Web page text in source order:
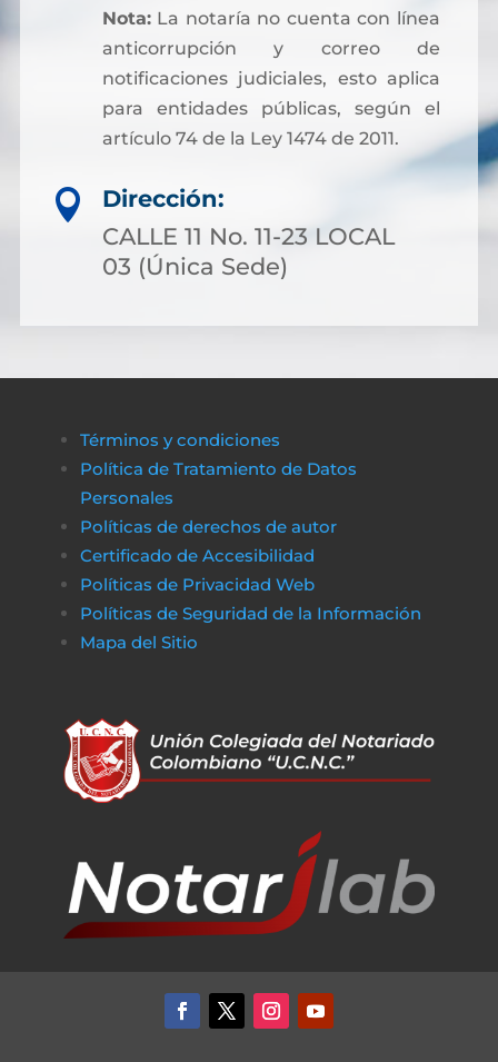
Nota:La notaría no cuenta con línea
anticorrupción y correo de
notificaciones judiciales, esto aplica
para entidades públicas, según el
artículo 74 de la Ley 1474 de 2011.

Dirección:
CALLE 11 No. 11-23 LOCAL
03 (Única Sede)
Términos y condiciones
Política de Tratamiento de Datos
Personales
Políticas de derechos de autor
Certificado de Accesibilidad
Políticas de Privacidad Web
Políticas de Seguridad de la Información
Mapa del Sitio